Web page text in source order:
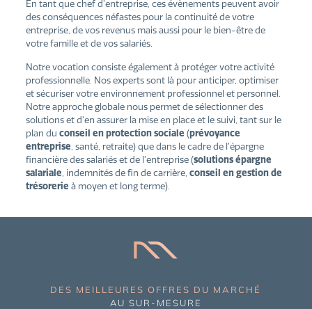
En tant que chef d’entreprise, ces évènements peuvent avoir
des conséquences néfastes pour la continuité de votre
entreprise, de vos revenus mais aussi pour le bien-être de
votre famille et de vos salariés.
Notre vocation consiste également à protéger votre activité
professionnelle. Nos experts sont là pour anticiper, optimiser
et sécuriser votre environnement professionnel et personnel.
Notre approche globale nous permet de sélectionner des
solutions et d’en assurer la mise en place et le suivi, tant sur le
plan du conseil en protection sociale (prévoyance
entreprise , santé, retraite) que dans le cadre de l’épargne
financière des salariés et de l’entreprise (solutionsépargne
salariale , indemnités de fin de carrière, conseil en gestion de
trésorerie à moyen et long terme).
DES MEILLEURES OFFRES DU MARCHÉ
AU SUR-MESURE